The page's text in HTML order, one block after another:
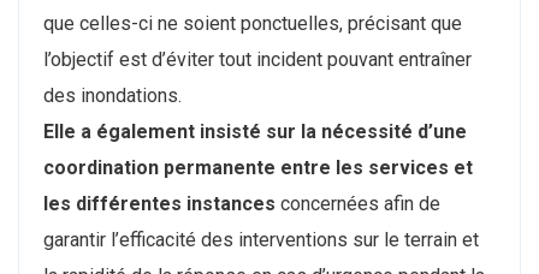
que celles-ci ne soient ponctuelles, précisant que
l’objectif est d’éviter tout incident pouvant entraîner
des inondations.
Elle a également insisté sur la nécessité d’une
coordination permanente entre les services et
les différentes instances concernées afin de
garantir l’efficacité des interventions sur le terrain et